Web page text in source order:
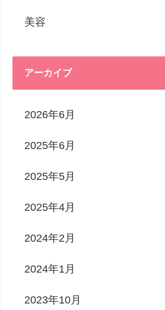
美容
アーカイブ
2026年6月
2025年6月
2025年5月
2025年4月
2024年2月
2024年1月
2023年10月